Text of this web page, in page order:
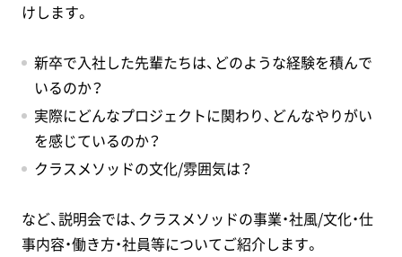
けします。
新卒で入社した先輩たちは、どのような経験を積んで
いるのか？
実際にどんなプロジェクトに関わり、どんなやりがい
を感じているのか？
クラスメソッドの文化/雰囲気は？
など、説明会では、クラスメソッドの事業・社風/文化・仕
事内容・働き方・社員等についてご紹介します。